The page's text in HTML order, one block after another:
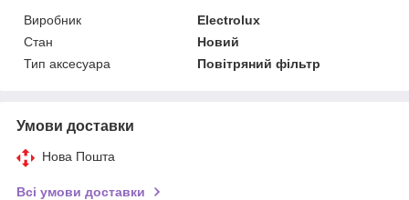
Виробник
Electrolux
Стан
Новий
Тип аксесуара
Повітряний фільтр
Умови доставки
Нова Пошта
Всі умови доставки